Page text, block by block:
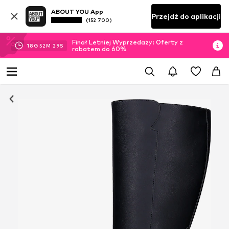
ABOUT YOU App
(152 700) Przejdź do aplikacji
18 G 52M 27S
Finał Letniej Wyprzedaży: Oferty z
rabatem do 60%